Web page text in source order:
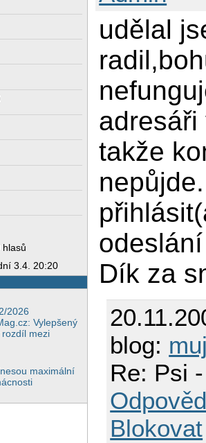
hlasů
3.4. 20:20
2026
Vylepšený
mezi
maximální
udělal
takže
Dík za
blog:
Re: Psi
Blokovat